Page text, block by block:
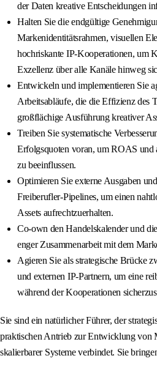
der Daten kreative Entscheidungen
Halten Sie die endgültige
Markenidentitätsrahmen, visuellen
hochriskante IP-Kooperationen, um
Exzellenz über alle Kanäle hinweg
Entwickeln und implementieren Sie
Arbeitsabläufe, die die Effizienz des
großflächige Ausführung kreativer
Treiben Sie systematische
Erfolgsquoten voran, um ROAS und
zu beeinflussen.
Optimieren Sie externe Ausgaben
Freiberufler-Pipelines, um einen
Assets aufrechtzuerhalten.
Co-own den Handelskalender und
enger Zusammenarbeit mit dem
Agieren Sie als strategische Brücke
und externen IP-Partnern, um eine
während der Kooperationen
Sie sind ein natürlicher Führer, der
praktischen Antrieb zur Entwicklung von
skalierbarer Systeme verbindet. Sie